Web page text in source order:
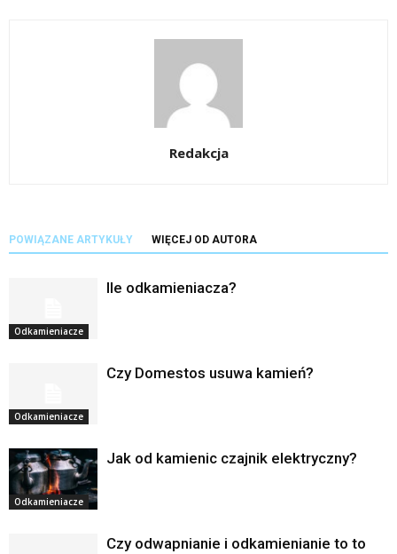
Redakcja
POWIĄZANE ARTYKUŁY WIĘCEJ OD AUTORA
Odkamieniacze
Ile odkamieniacza?
Odkamieniacze
Czy Domestos usuwa kamień?
Odkamieniacze
Jak od kamienic czajnik elektryczny?
Czy odwapnianie i odkamienianie to to